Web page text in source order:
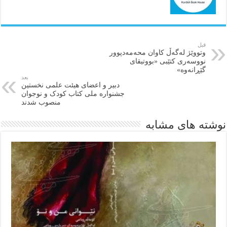
قبل
وتووێژ لەگەڵ کاوان محەمەدپوور
نووسەری کتێبی «بووتیقای
گێڕانەوە»
بعد
دبیر و اعضای هیئت‌ علمی نخستین
جشنواره ملی کتاب کودک و نوجوان
منصوب شدند
نوشته های مشابه